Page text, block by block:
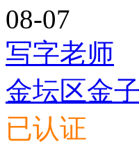
08-07
写字老师
金坛区金
已认证